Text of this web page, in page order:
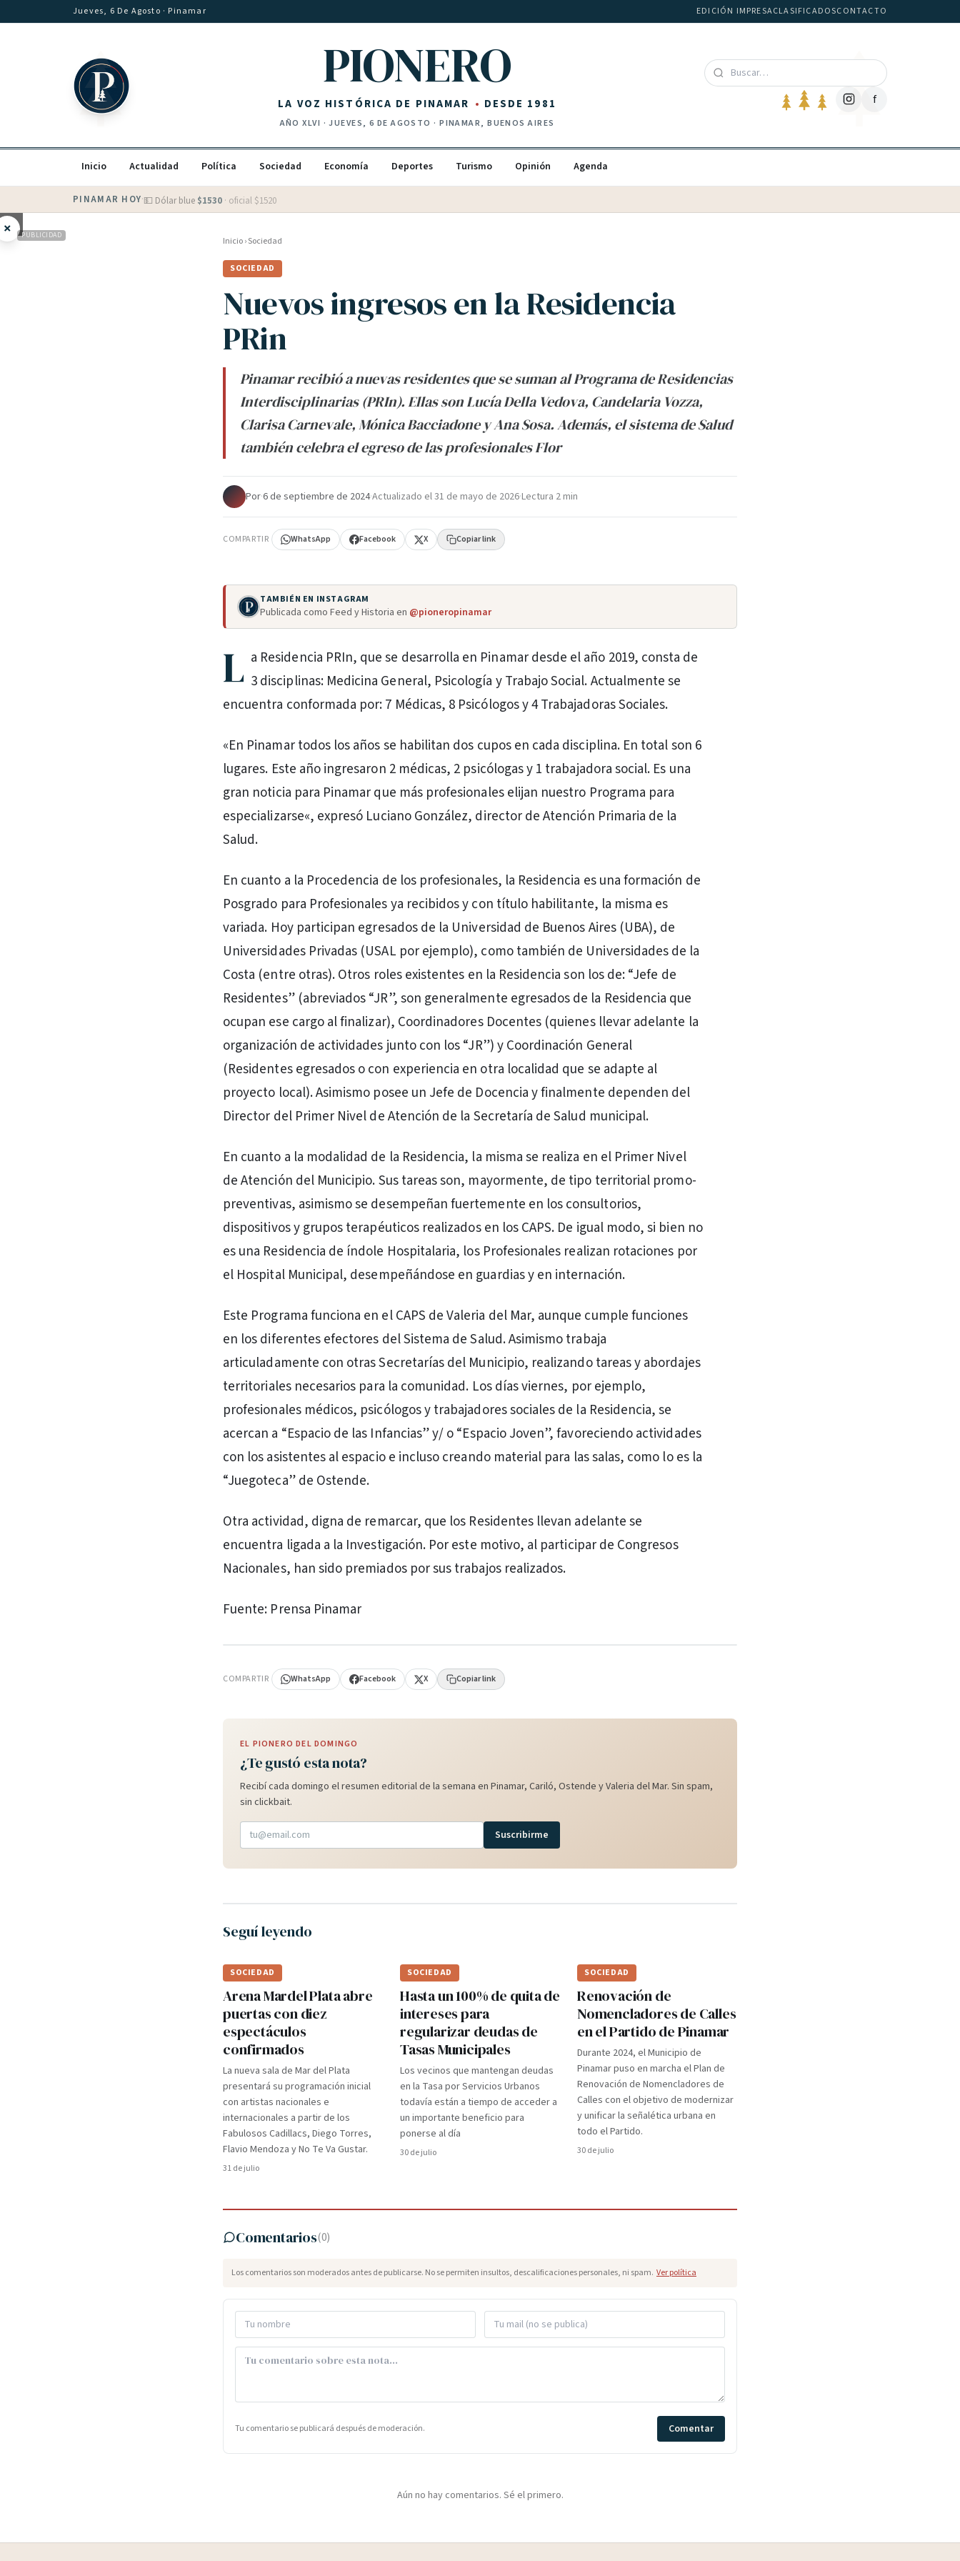
Saltar al contenidoJueves, 6 De Agosto · Pinamar EDICIÓN IMPRESACLASIFICADOSCONTACTO
PIONERO
LA VOZ HISTÓRICA DE PINAMAR DESDE 1981
AÑOXLVI ·JUEVES, 6 DE AGOSTO · PINAMAR, BUENOS AIRES
f
Inicio Actualidad Política Sociedad Economía Deportes Turismo Opinión Agenda
PINAMAR HOY·💵 Dólar blue $1530 · oficial $1520
× PUBLICIDAD Inicio›Sociedad
SOCIEDAD
Nuevos ingresos en la Residencia
PRin
Pinamar recibió a nuevas residentes que se suman al Programa de Residencias
Interdisciplinarias (PRIn). Ellas son Lucía Della Vedova, Candelaria Vozza,
Clarisa Carnevale, Mónica Bacciadone y Ana Sosa. Además, el sistema de Salud
también celebra el egreso de las profesionales Flor
Por·6 de septiembre de 2024·Actualizado el31 de mayo de 2026·Lectura 2 min
COMPARTIR WhatsApp Facebook X Copiar link
TAMBIÉN EN INSTAGRAM
Publicada como Feed y Historia en @pioneropinamar
L a Residencia PRIn, que se desarrolla en Pinamar desde el año 2019, consta de
3 disciplinas: Medicina General, Psicología y Trabajo Social. Actualmente se
encuentra conformada por: 7 Médicas, 8 Psicólogos y 4 Trabajadoras Sociales.
«En Pinamar todos los años se habilitan dos cupos en cada disciplina. En total son 6
lugares. Este año ingresaron 2 médicas, 2 psicólogas y 1 trabajadora social. Es una
gran noticia para Pinamar que más profesionales elijan nuestro Programa para
especializarse«, expresó Luciano González, director de Atención Primaria de la
Salud.
En cuanto a la Procedencia de los profesionales, la Residencia es una formación de
Posgrado para Profesionales ya recibidos y con título habilitante, la misma es
variada. Hoy participan egresados de la Universidad de Buenos Aires (UBA), de
Universidades Privadas (USAL por ejemplo), como también de Universidades de la
Costa (entre otras). Otros roles existentes en la Residencia son los de: “Jefe de
Residentes” (abreviados “JR”, son generalmente egresados de la Residencia que
ocupan ese cargo al finalizar), Coordinadores Docentes (quienes llevar adelante la
organización de actividades junto con los “JR”) y Coordinación General
(Residentes egresados o con experiencia en otra localidad que se adapte al
proyecto local). Asimismo posee un Jefe de Docencia y finalmente dependen del
Director del Primer Nivel de Atención de la Secretaría de Salud municipal.
En cuanto a la modalidad de la Residencia, la misma se realiza en el Primer Nivel
de Atención del Municipio. Sus tareas son, mayormente, de tipo territorial promo-
preventivas, asimismo se desempeñan fuertemente en los consultorios,
dispositivos y grupos terapéuticos realizados en los CAPS. De igual modo, si bien no
es una Residencia de índole Hospitalaria, los Profesionales realizan rotaciones por
el Hospital Municipal, desempeñándose en guardias y en internación.
Este Programa funciona en el CAPS de Valeria del Mar, aunque cumple funciones
en los diferentes efectores del Sistema de Salud. Asimismo trabaja
articuladamente con otras Secretarías del Municipio, realizando tareas y abordajes
territoriales necesarios para la comunidad. Los días viernes, por ejemplo,
profesionales médicos, psicólogos y trabajadores sociales de la Residencia, se
acercan a “Espacio de las Infancias” y/ o “Espacio Joven”, favoreciendo actividades
con los asistentes al espacio e incluso creando material para las salas, como lo es la
“Juegoteca” de Ostende.
Otra actividad, digna de remarcar, que los Residentes llevan adelante se
encuentra ligada a la Investigación. Por este motivo, al participar de Congresos
Nacionales, han sido premiados por sus trabajos realizados.
Fuente: Prensa Pinamar
COMPARTIR WhatsApp Facebook X Copiar link
EL PIONERO DEL DOMINGO
¿Te gustó esta nota?
Recibí cada domingo el resumen editorial de la semana en Pinamar, Cariló, Ostende y Valeria del Mar. Sin spam,
sin clickbait.
Suscribirme
Seguí leyendo
SOCIEDAD
Arena Mardel Plata abre
puertas con diez
espectáculos
confirmados
La nueva sala de Mar del Plata
presentará su programación inicial
con artistas nacionales e
internacionales a partir de los
Fabulosos Cadillacs, Diego Torres,
Flavio Mendoza y No Te Va Gustar.
31 de julio
SOCIEDAD
Hasta un 100% de quita de
intereses para
regularizar deudas de
Tasas Municipales
Los vecinos que mantengan deudas
en la Tasa por Servicios Urbanos
todavía están a tiempo de acceder a
un importante beneficio para
ponerse al día
30 de julio
SOCIEDAD
Renovación de
Nomencladores de Calles
en el Partido de Pinamar
Durante 2024, el Municipio de
Pinamar puso en marcha el Plan de
Renovación de Nomencladores de
Calles con el objetivo de modernizar
y unificar la señalética urbana en
todo el Partido.
30 de julio
Comentarios(0)
Los comentarios son moderados antes de publicarse. No se permiten insultos, descalificaciones personales, ni spam. Ver política
Tu comentario se publicará después de moderación. Comentar
Aún no hay comentarios. Sé el primero.